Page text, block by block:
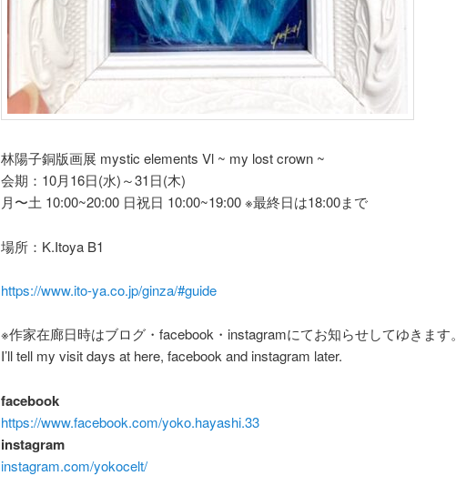
林陽子銅版画展 mystic elements Vl ~ my lost crown ~
会期：10月16日(水)～31日(木)
月〜土 10:00~20:00 日祝日 10:00~19:00 ※最終日は18:00まで
場所：K.Itoya B1
https://www.ito-ya.co.jp/ginza/#guide
※作家在廊日時はブログ・facebook・instagramにてお知らせしてゆきます。
I’ll tell my visit days at here, facebook and instagram later.
facebook
https://www.facebook.com/yoko.hayashi.33
instagram
instagram.com/yokocelt/